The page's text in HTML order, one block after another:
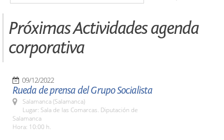
Próximas Actividades agenda
corporativa
09/12/2022
Rueda de prensa del Grupo Socialista
Salamanca (Salamanca)
Lugar: Sala de las Comarcas. Diputación de
Salamanca
Hora: 10:00 h.